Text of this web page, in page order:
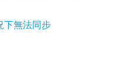
下無法同步